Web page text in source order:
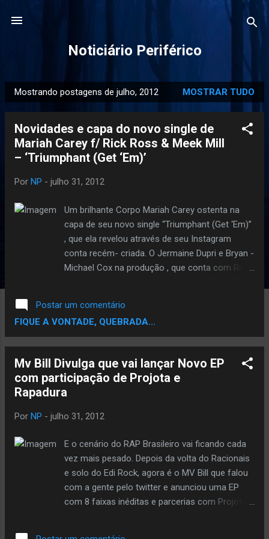
Noticiário Periférico
P
o
Mostrando postagens de julho, 2012 MOSTRAR TUDO
Novidades e capa do novo single de
Mariah Carey f/ Rick Ross & Meek Mill
– ‘Triumphant (Get ‘Em)’
Por NP - julho 31, 2012
Um brilhante Corpo Mariah Carey ostenta na
capa de seu novo single “Triumphant (Get ‘Em)”
, que ela revelou através de seu Instagram
conta recém- criada. O Jermaine Dupri e Bryan -
Michael Cox na produção , que conta com Rick
semana . Mariah tem mais surpresas nas ruas
esta semana que antecedeu o lançamento do
single . " Prepare-se para uma semana vitoriosa
Site Noticiario Periferico esta concorrendo ao
Premio TOPBLOG na categoria melhor Blog de
Musica. Ta afim de ver um Blog de Rap,musica
negra entre os finalistas..? Ta afim de Ajudar ..?
seu email,seu facebook ou Twitter. Escolha um
e Vota pra Fortalecer a Corrente. VOTE AQUI
Postar um comentário
FIQUE A VONTADE, QUEBRADA...
Mv Bill Divulga que vai lançar Novo EP
com participação de Projota e
Rapadura
Por NP - julho 31, 2012
E o cenário do RAP Brasileiro vai ficando cada
vez mais pesado. Depois da volta do Racionais
e solo do Edi Rock, agora é o MV Bill que falou
com a gente pelo twitter e anunciou uma EP
com 8 faixas inéditas e parcerias com Projota,